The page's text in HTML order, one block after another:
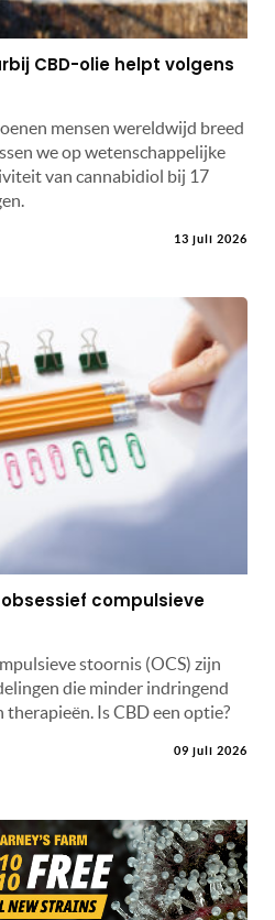
CBD-olie helpt volgens
mensen wereldwijd breed
we op wetenschappelijke
van cannabidiol bij 17
13 juli 2026
compulsieve
stoornis (OCS) zijn
die minder indringend
Is CBD een optie?
09 juli 2026